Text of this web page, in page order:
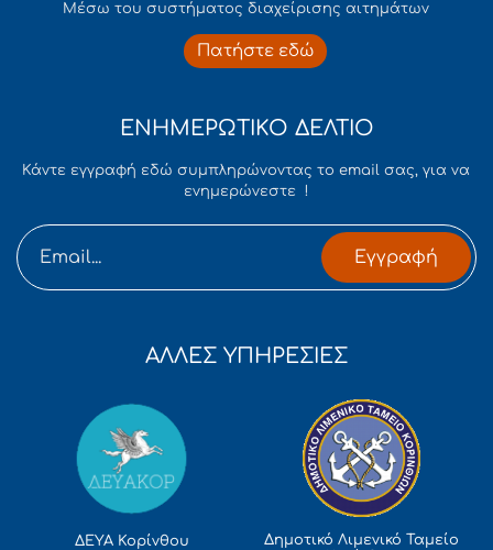
Mέσω του συστήματος διαχείρισης αιτημάτων
Πατήστε εδώ
ΕΝΗΜΕΡΩΤΙΚΟ ΔΕΛΤΙΟ
Κάντε εγγραφή εδώ συμπληρώνοντας το email σας, για να
ενημερώνεστε !
Εγγραφή
ΑΛΛΕΣ ΥΠΗΡΕΣΙΕΣ
ΔΕΥΑ Κορίνθου
Δημοτικό Λιμενικό Ταμείο